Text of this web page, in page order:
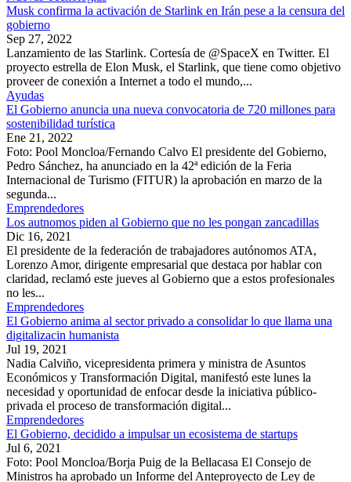
Musk confirma la activación de Starlink en Irán pese a la censura del
gobierno
Sep 27, 2022
Lanzamiento de las Starlink. Cortesía de @SpaceX en Twitter. El
proyecto estrella de Elon Musk, el Starlink, que tiene como objetivo
proveer de conexión a Internet a todo el mundo,...
Ayudas
El Gobierno anuncia una nueva convocatoria de 720 millones para
sostenibilidad turística
Ene 21, 2022
Foto: Pool Moncloa/Fernando Calvo El presidente del Gobierno,
Pedro Sánchez, ha anunciado en la 42ª edición de la Feria
Internacional de Turismo (FITUR) la aprobación en marzo de la
segunda...
Emprendedores
Los autnomos piden al Gobierno que no les pongan zancadillas
Dic 16, 2021
El presidente de la federación de trabajadores autónomos ATA,
Lorenzo Amor, dirigente empresarial que destaca por hablar con
claridad, reclamó este jueves al Gobierno que a estos profesionales
no les...
Emprendedores
El Gobierno anima al sector privado a consolidar lo que llama una
digitalizacin humanista
Jul 19, 2021
Nadia Calviño, vicepresidenta primera y ministra de Asuntos
Económicos y Transformación Digital, manifestó este lunes la
necesidad y oportunidad de enfocar desde la iniciativa público-
privada el proceso de transformación digital...
Emprendedores
El Gobierno, decidido a impulsar un ecosistema de startups
Jul 6, 2021
Foto: Pool Moncloa/Borja Puig de la Bellacasa El Consejo de
Ministros ha aprobado un Informe del Anteproyecto de Ley de